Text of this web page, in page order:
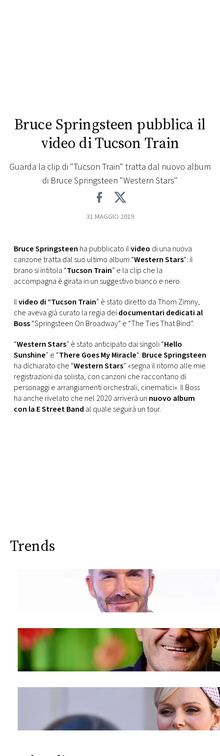
PRINCIPATO
MONACO
Bruce Springsteen pubblica il
video di Tucson Train
Guarda la clip di "Tucson Train" tratta dal nuovo album
di Bruce Springsteen "Western Stars"
31 MAGGIO 2019
Bruce Springsteen ha pubblicato ilvideo di una nuova
canzone tratta dal suo ultimo album “Western Stars“: il
brano si intitola “Tucson Train” e la clip che la
accompagna è girata in un suggestivo bianco e nero.
Ilvideo di “Tucson Train” è stato diretto da Thom Zimny,
che aveva già curato la regia deidocumentari dedicati al
Boss“Springsteen On Broadway” e “The Ties That Bind”.
“Western Stars” è stato anticipato dai singoli “Hello
Sunshine” e “There Goes My Miracle“. Bruce Springsteen
ha dichiarato che “Western Stars” «segna il ritorno alle mie
registrazioni da solista, con canzoni che raccontano di
personaggi e arrangiamenti orchestrali, cinematici». Il Boss
ha anche rivelato che nel 2020 arriverà un nuovo album
con la E Street Band al quale seguirà un tour.
Trends